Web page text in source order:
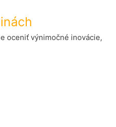
oceniť výnimočné inovácie,